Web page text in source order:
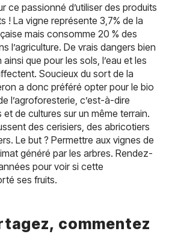
ce passionné d’utiliser des produits
! La vigne représente 3,7% de la
mais consomme 20 % des
l’agriculture. De vrais dangers bien
ainsi que pour les sols, l’eau et les
Soucieux du sort de la
a donc préféré opter pour le bio
l’agroforesterie, c’est-à-dire
et de cultures sur un même terrain.
des cerisiers, des abricotiers
Le but ? Permettre aux vignes de
généré par les arbres. Rendez-
pour voir si cette
ses fruits.
commentez